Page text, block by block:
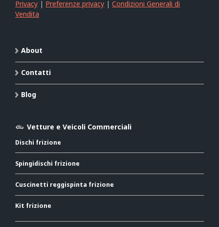
Privacy | Preferenze privacy |Condizioni Generali di
Vendita
About
Contatti
Blog
Vetture e Veicoli Commerciali
Dischi frizione
Spingidischi frizione
Cuscinetti reggispinta frizione
Kit frizione